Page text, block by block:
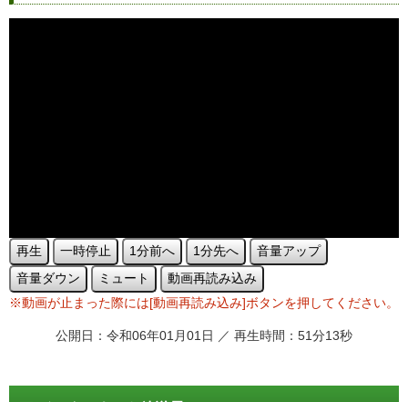
再生 一時停止 1分前へ 1分先へ
音量アップ
音量ダウン
ミュート
動画再読み込み
※動画が止まった際には[動画再読み込み]ボタンを押してください。
公開日：令和06年01月01日 ／ 再生時間：51分13秒